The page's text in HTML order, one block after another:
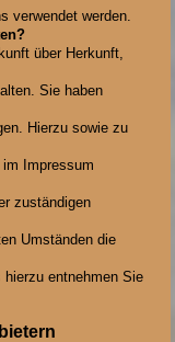
verwendet werden.
über Herkunft,
Sie haben
Hierzu sowie zu
Impressum
zuständigen
Umständen die
entnehmen Sie